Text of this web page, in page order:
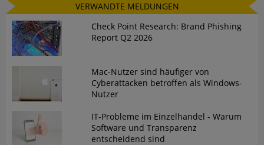
VERWANDTE MELDUNGEN
Check Point Research: Brand Phishing
Report Q2 2026
Mac-Nutzer sind häufiger von
Cyberattacken betroffen als Windows-
Nutzer
IT-Probleme im Einzelhandel - Warum
Software und Transparenz
entscheidend sind